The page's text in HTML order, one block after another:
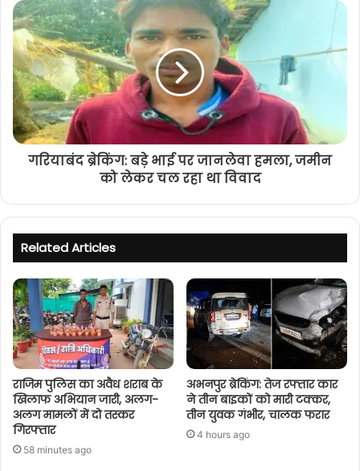
गरियाबंद ब्रेकिंग: बड़े भाई पर जानलेवा हमला, जमीन
को लेकर चल रहा था विवाद
Related Articles
राजिम पुलिस का अवैध शराब के
खिलाफ अभियान जारी, अलग-
अलग मामलों में दो तस्कर
गिरफ्तार
58 minutes ago
अभनपुर ब्रेकिंग: तेज रफ्तार कार
ने तीन बाइकों को मारी टक्कर,
तीन युवक गंभीर, चालक फरार
4 hours ago